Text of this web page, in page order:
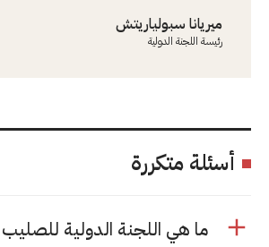
ميريانا سبولياريتش
رئيسة اللجنة الدولية
أسئلة متكررة
ما هي اللجنة الدولية للصليب